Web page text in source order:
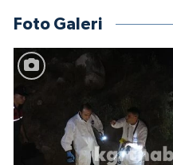
Foto Galeri